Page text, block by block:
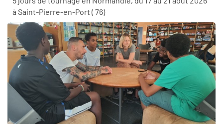
à Saint-Pierre-en-Port ( 76)